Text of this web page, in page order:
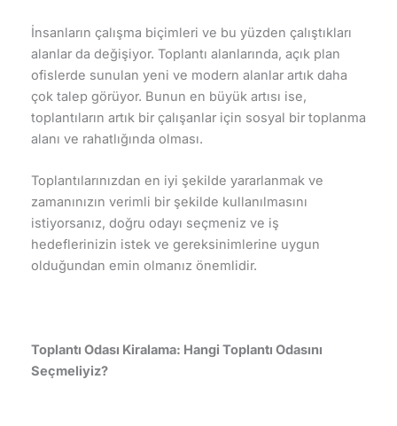
İnsanların çalışma biçimleri ve bu yüzden çalıştıkları
alanlar da değişiyor. Toplantı alanlarında, açık plan
ofislerde sunulan yeni ve modern alanlar artık daha
çok talep görüyor. Bunun en büyük artısı ise,
toplantıların artık bir çalışanlar için sosyal bir toplanma
alanı ve rahatlığında olması.
Toplantılarınızdan en iyi şekilde yararlanmak ve
zamanınızın verimli bir şekilde kullanılmasını
istiyorsanız, doğru odayı seçmeniz ve iş
hedeflerinizin istek ve gereksinimlerine uygun
olduğundan emin olmanız önemlidir.
Toplantı Odası Kiralama: Hangi Toplantı Odasını
Seçmeliyiz?